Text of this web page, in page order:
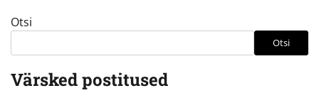
Otsi
Otsi
Värsked postitused